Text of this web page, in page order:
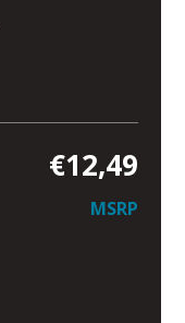
€12,49
MSRP